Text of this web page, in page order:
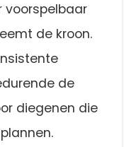
voorspelbaar
de kroon.
de
diegenen die